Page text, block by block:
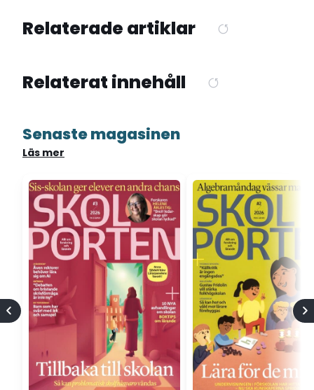
Relaterade artiklar
Relaterat innehåll
Senaste magasinen
Läs mer